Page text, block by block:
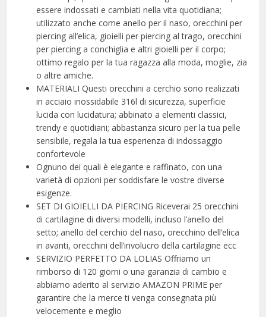
essere indossati e cambiati nella vita quotidiana;
utilizzato anche come anello per il naso, orecchini per
piercing all’elica, gioielli per piercing al trago, orecchini
per piercing a conchiglia e altri gioielli per il corpo;
ottimo regalo per la tua ragazza alla moda, moglie, zia
o altre amiche.
MATERIALI Questi orecchini a cerchio sono realizzati
in acciaio inossidabile 316l di sicurezza, superficie
lucida con lucidatura; abbinato a elementi classici,
trendy e quotidiani; abbastanza sicuro per la tua pelle
sensibile, regala la tua esperienza di indossaggio
confortevole
Ognuno dei quali è elegante e raffinato, con una
varietà di opzioni per soddisfare le vostre diverse
esigenze.
SET DI GIOIELLI DA PIERCING Riceverai 25 orecchini
di cartilagine di diversi modelli, incluso l’anello del
setto; anello del cerchio del naso, orecchino dell’elica
in avanti, orecchini dell’involucro della cartilagine ecc
SERVIZIO PERFETTO DA LOLIAS Offriamo un
rimborso di 120 giorni o una garanzia di cambio e
abbiamo aderito al servizio AMAZON PRIME per
garantire che la merce ti venga consegnata più
velocemente e meglio